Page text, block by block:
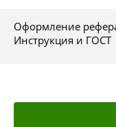
Оформление
Инструкция и ГОСТ